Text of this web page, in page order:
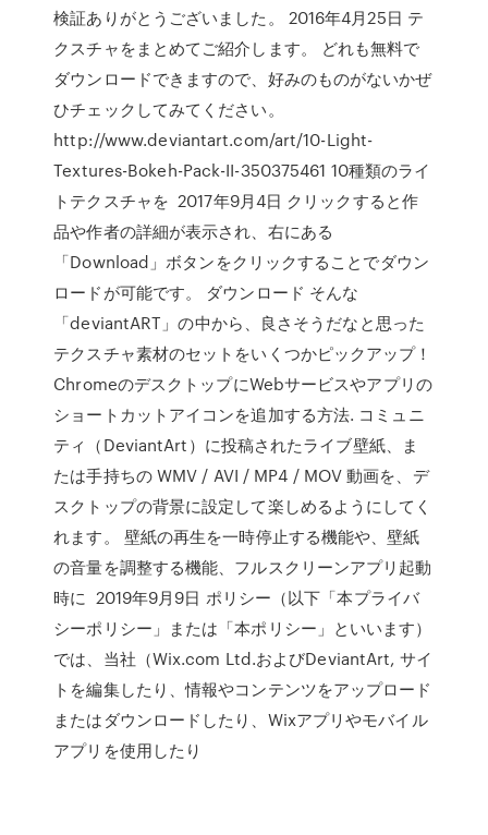
検証ありがとうございました。 2016年4月25日 テ
クスチャをまとめてご紹介します。 どれも無料で
ダウンロードできますので、好みのものがないかぜ
ひチェックしてみてください。
http://www.deviantart.com/art/10-Light-
Textures-Bokeh-Pack-II-350375461 10種類のライ
トテクスチャを 2017年9月4日 クリックすると作
品や作者の詳細が表示され、右にある
「Download」ボタンをクリックすることでダウン
ロードが可能です。 ダウンロード そんな
「deviantART」の中から、良さそうだなと思った
テクスチャ素材のセットをいくつかピックアップ！
ChromeのデスクトップにWebサービスやアプリの
ショートカットアイコンを追加する方法. コミュニ
ティ（DeviantArt）に投稿されたライブ壁紙、ま
たは手持ちの WMV / AVI / MP4 / MOV 動画を、デ
スクトップの背景に設定して楽しめるようにしてく
れます。 壁紙の再生を一時停止する機能や、壁紙
の音量を調整する機能、フルスクリーンアプリ起動
時に 2019年9月9日 ポリシー（以下「本プライバ
シーポリシー」または「本ポリシー」といいます）
では、当社（Wix.com Ltd.およびDeviantArt, サイ
トを編集したり、情報やコンテンツをアップロード
またはダウンロードしたり、Wixアプリやモバイル
アプリを使用したり